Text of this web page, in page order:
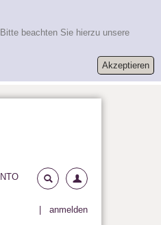
beachten Sie hierzu unsere
anmelden